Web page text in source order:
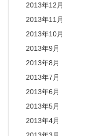
2013年12月
2013年11月
2013年10月
2013年9月
2013年8月
2013年7月
2013年6月
2013年5月
2013年4月